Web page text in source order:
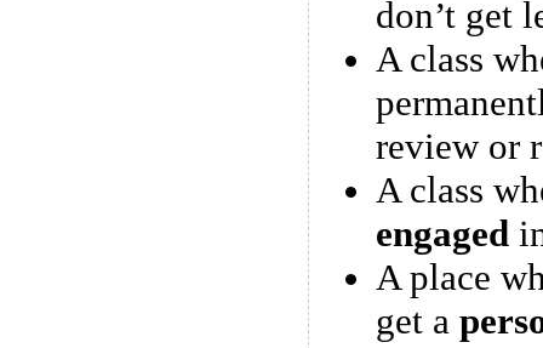
don’t get
A class
review or
A class
engaged
A place
get a